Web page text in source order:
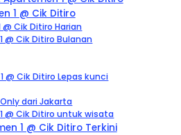
1 @ Cik Ditiro
Cik Ditiro Harian
@ Cik Ditiro Bulanan
@ Cik Ditiro Lepas kunci
dari Jakarta
@ Cik Ditiro untuk wisata
1 @ Cik Ditiro Terkini